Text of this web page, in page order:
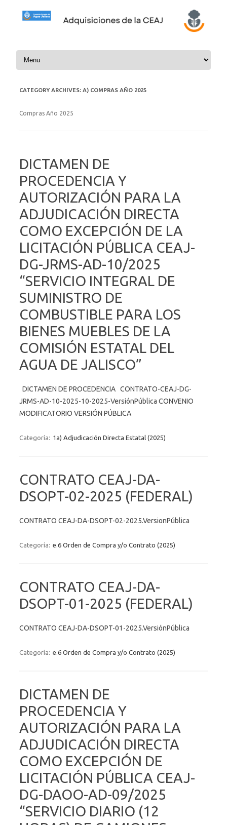
Skip to content
CATEGORY ARCHIVES: A) COMPRAS AÑO 2025
Compras Año 2025
DICTAMEN DE
PROCEDENCIA Y
AUTORIZACIÓN PARA LA
ADJUDICACIÓN DIRECTA
COMO EXCEPCIÓN DE LA
LICITACIÓN PÚBLICA CEAJ-
DG-JRMS-AD-10/2025
“SERVICIO INTEGRAL DE
SUMINISTRO DE
COMBUSTIBLE PARA LOS
BIENES MUEBLES DE LA
COMISIÓN ESTATAL DEL
AGUA DE JALISCO”
DICTAMEN DE PROCEDENCIA CONTRATO-CEAJ-DG-
JRMS-AD-10-2025-10-2025-VersiónPública CONVENIO
MODIFICATORIO VERSIÓN PÚBLICA
Categoría: 1a) Adjudicación Directa Estatal (2025)
CONTRATO CEAJ-DA-
DSOPT-02-2025 (FEDERAL)
CONTRATO CEAJ-DA-DSOPT-02-2025.VersionPública
Categoría: e.6 Orden de Compra y/o Contrato (2025)
CONTRATO CEAJ-DA-
DSOPT-01-2025 (FEDERAL)
CONTRATO CEAJ-DA-DSOPT-01-2025.VersiónPública
Categoría: e.6 Orden de Compra y/o Contrato (2025)
DICTAMEN DE
PROCEDENCIA Y
AUTORIZACIÓN PARA LA
ADJUDICACIÓN DIRECTA
COMO EXCEPCIÓN DE
LICITACIÓN PÚBLICA CEAJ-
DG-DAOO-AD-09/2025
“SERVICIO DIARIO (12